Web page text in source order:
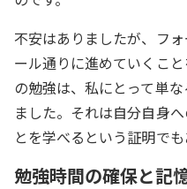
不安はありましたが、フ
ール通りに進めていくこ
の勉強は、私にとって単
ました。それは自分自身
とを学べるという証明でも
勉強時間の確保と記